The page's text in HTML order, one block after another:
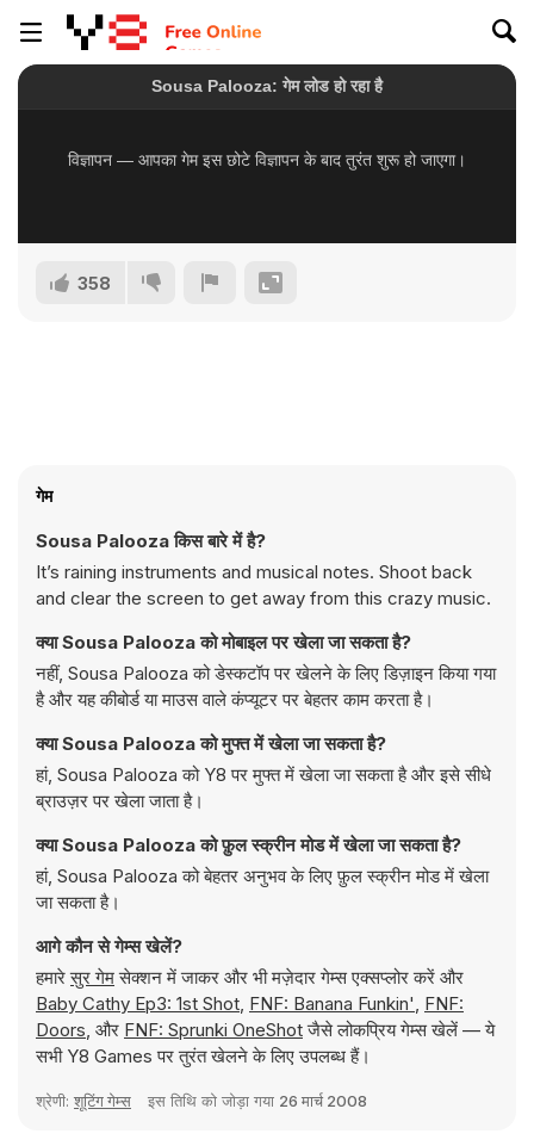
358
गेम
Sousa Palooza किस बारे में है?
It’s raining instruments and musical notes. Shoot back
and clear the screen to get away from this crazy music.
क्या Sousa Palooza को मोबाइल पर खेला जा सकता है?
नहीं, Sousa Palooza को डेस्कटॉप पर खेलने के लिए डिज़ाइन किया गया
है और यह कीबोर्ड या माउस वाले कंप्यूटर पर बेहतर काम करता है।
क्या Sousa Palooza को मुफ्त में खेला जा सकता है?
हां, Sousa Palooza को Y8 पर मुफ्त में खेला जा सकता है और इसे सीधे
ब्राउज़र पर खेला जाता है।
क्या Sousa Palooza को फ़ुल स्क्रीन मोड में खेला जा सकता है?
हां, Sousa Palooza को बेहतर अनुभव के लिए फ़ुल स्क्रीन मोड में खेला
जा सकता है।
आगे कौन से गेम्स खेलें?
हमारेसुर गेमसेक्शन में जाकर और भी मज़ेदार गेम्स एक्सप्लोर करें और
Baby Cathy Ep3: 1st Shot, FNF: Banana Funkin', FNF:
Doors, और FNF: Sprunki OneShotजैसे लोकप्रिय गेम्स खेलें — ये
सभी Y8 Games पर तुरंत खेलने के लिए उपलब्ध हैं।
श्रेणी: शूटिंग गेम्स इस तिथि को जोड़ा गया 26 मार्च 2008